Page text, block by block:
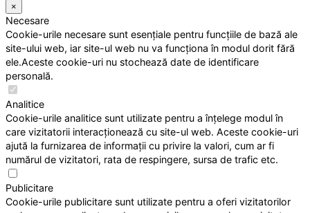
×
Necesare
Cookie-urile necesare sunt esențiale pentru funcțiile de bază ale
site-ului web, iar site-ul web nu va funcționa în modul dorit fără
ele.Aceste cookie-uri nu stochează date de identificare
personală.
Analitice
Cookie-urile analitice sunt utilizate pentru a înțelege modul în
care vizitatorii interacționează cu site-ul web. Aceste cookie-uri
ajută la furnizarea de informații cu privire la valori, cum ar fi
numărul de vizitatori, rata de respingere, sursa de trafic etc.
Publicitare
Cookie-urile publicitare sunt utilizate pentru a oferi vizitatorilor